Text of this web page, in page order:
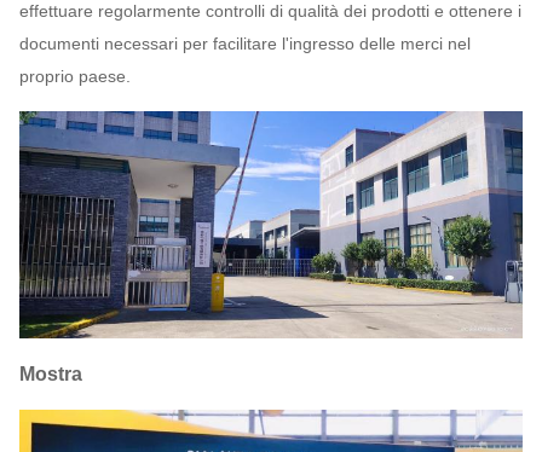
effettuare regolarmente controlli di qualità dei prodotti e ottenere i
documenti necessari per facilitare l'ingresso delle merci nel
proprio paese.
Mostra